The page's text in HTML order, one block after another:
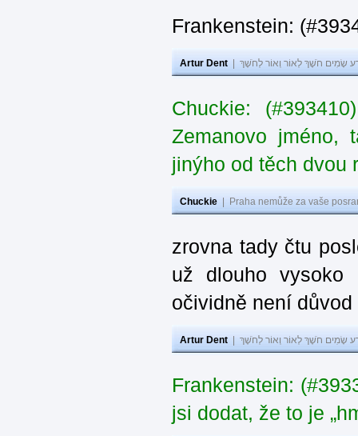
Frankenstein:
Artur Dent שָׂמִים חֹשֶׁךְ לְאוֹר וְאוֹר לְחֹשֶׁךְ
Chuckie:
Zemanovo jméno,
jinýho od těch dvou
Chuckie Praha nemůže za vaše
zrovna tady čtu
už dlouho
očividně není
Artur Dent שָׂמִים חֹשֶׁךְ לְאוֹר וְאוֹר לְחֹשֶׁךְ
Frankenstein:
jsi dodat, že to je